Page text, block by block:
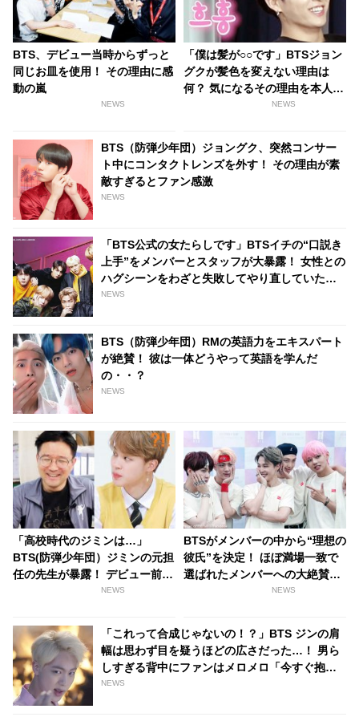
BTS、デビュー当時からずっと
同じお皿を使用！ その理由に感
動の嵐
NEWS
「僕は髪が○○です」BTSジョン
グクが髪色を変えない理由は
何？ 気になるその理由を本人が
NEWS
BTS（防弾少年団）ジョングク、突然コンサー
ト中にコンタクトレンズを外す！ その理由が素
敵すぎるとファン感激
NEWS
「BTS公式の女たらしです」BTSイチの“口説き
上手”をメンバーとスタッフが大暴露！ 女性との
ハグシーンをわざと失敗してやり直していたと
バラされるメンバーも！ 爆弾発言のオンパレー
NEWS
BTS（防弾少年団）RMの英語力をエキスパート
が絶賛！ 彼は一体どうやって英語を学んだ
の・・？
NEWS
「高校時代のジミンは…」
BTS(防弾少年団）ジミンの元担
任の先生が暴露！ デビュー前は
どんな少年だった…？
NEWS
BTSがメンバーの中から“理想の
彼氏”を決定！ ほぼ満場一致で
選ばれたメンバーへの大絶賛の
理由に胸キュン必至！ 7人の美
う」
NEWS
「これって合成じゃないの！？」BTS ジンの肩
幅は思わず目を疑うほどの広さだった…！ 男ら
しすぎる背中にファンはメロメロ「今すぐ抱き
つきたい」
NEWS